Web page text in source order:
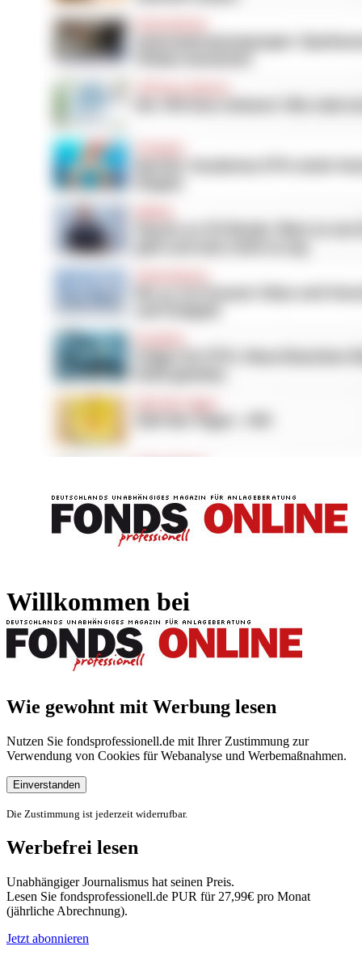
Willkommen bei
Wie gewohnt mit Werbung lesen
Nutzen Sie fondsprofessionell.de mit Ihrer Zustimmung zur
Verwendung von Cookies für Webanalyse und Werbemaßnahmen.
Einverstanden
Die Zustimmung ist jederzeit widerrufbar.
Werbefrei lesen
Unabhängiger Journalismus hat seinen Preis.
Lesen Sie fondsprofessionell.de PUR für 27,99€ pro Monat
(jährliche Abrechnung).
Jetzt abonnieren